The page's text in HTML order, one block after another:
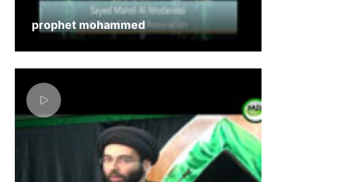
prophet mohammed